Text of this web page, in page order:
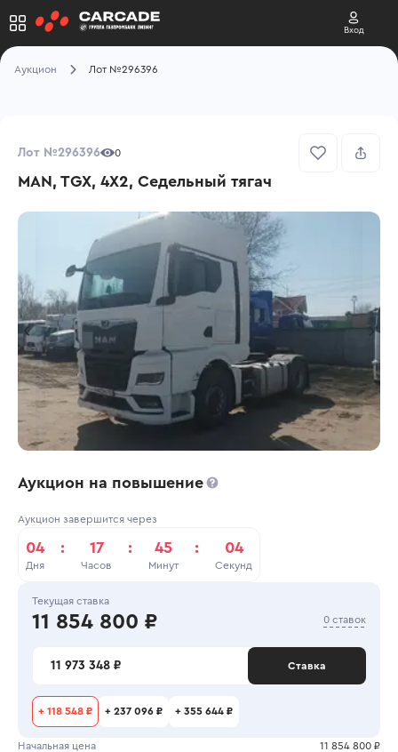
Вход
Аукцион Лот №296396
Лот №296396 0
MAN, TGX, 4X2, Седельный тягач
Аукцион на повышение
Аукцион завершится через
04
Дня
: 17
Часов
: 45
Минут
: 04
Секунд
Текущая ставка
11 854 800 ₽ 0 ставок
11 973 348 ₽ Ставка
+ 118 548 ₽ + 237 096 ₽ + 355 644 ₽
Начальная цена 11 854 800 ₽